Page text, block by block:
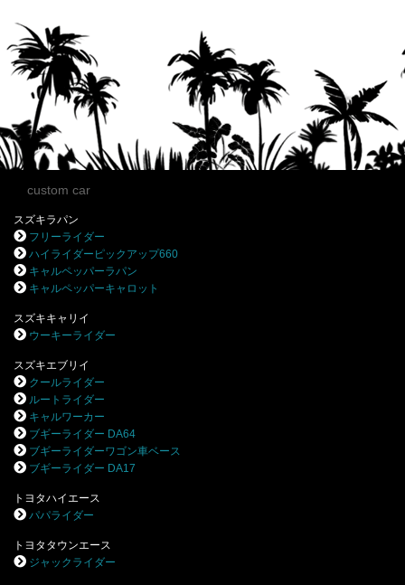
custom car
スズキラパン
フリーライダー
ハイライダーピックアップ660
キャルペッパーラパン
キャルペッパーキャロット
スズキキャリイ
ウーキーライダー
スズキエブリイ
クールライダー
ルートライダー
キャルワーカー
ブギーライダー DA64
ブギーライダーワゴン車ベース
ブギーライダー DA17
トヨタハイエース
パパライダー
トヨタタウンエース
ジャックライダー